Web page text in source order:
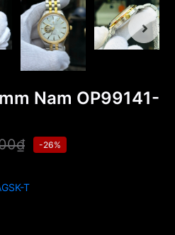
Nam OP99141-
-26%
T